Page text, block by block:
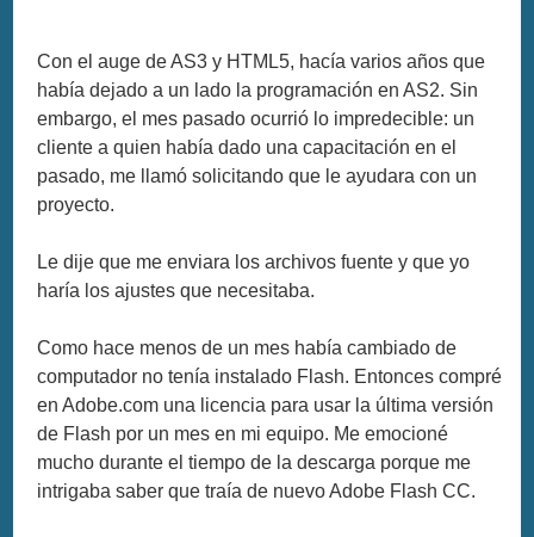
Con el auge de AS3 y HTML5, hacía varios años que
había dejado a un lado la programación en AS2. Sin
embargo, el mes pasado ocurrió lo impredecible: un
cliente a quien había dado una capacitación en el
pasado, me llamó solicitando que le ayudara con un
proyecto.
Le dije que me enviara los archivos fuente y que yo
haría los ajustes que necesitaba.
Como hace menos de un mes había cambiado de
computador no tenía instalado Flash. Entonces compré
en Adobe.com una licencia para usar la última versión
de Flash por un mes en mi equipo. Me emocioné
mucho durante el tiempo de la descarga porque me
intrigaba saber que traía de nuevo Adobe Flash CC.